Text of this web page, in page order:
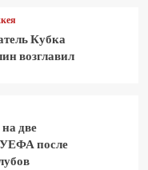
Кубка
возглавил
две
УЕФА после